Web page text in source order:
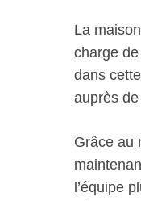
La
charge
dans
auprès
Grâce au
l’équipe